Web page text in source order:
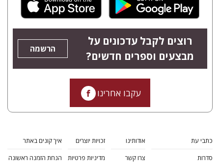
רוצים לקבל עדכונים על
מבצעים וספרים חדשים?
הרשמה
עקבו אחרינו
כתבי עת
סדרות
אודותינו
צרו קשר
זכויות יוצרים
מדיניות פרטיות
איך קונים באתר
הנחת הזמנה ראשונה